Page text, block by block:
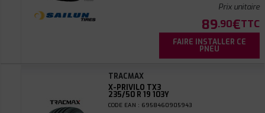
Prix unitaire
89.90€TTC
FAIRE INSTALLER CE
PNEU
TRACMAX
X-PRIVILO TX3
235/50 R 19 103Y
CODE EAN : 6958460905943